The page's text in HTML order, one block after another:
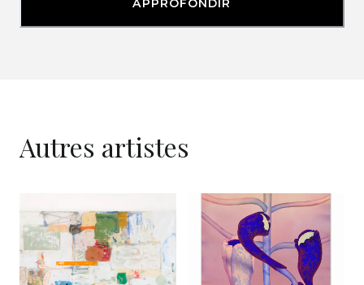
APPROFONDIR
Autres artistes